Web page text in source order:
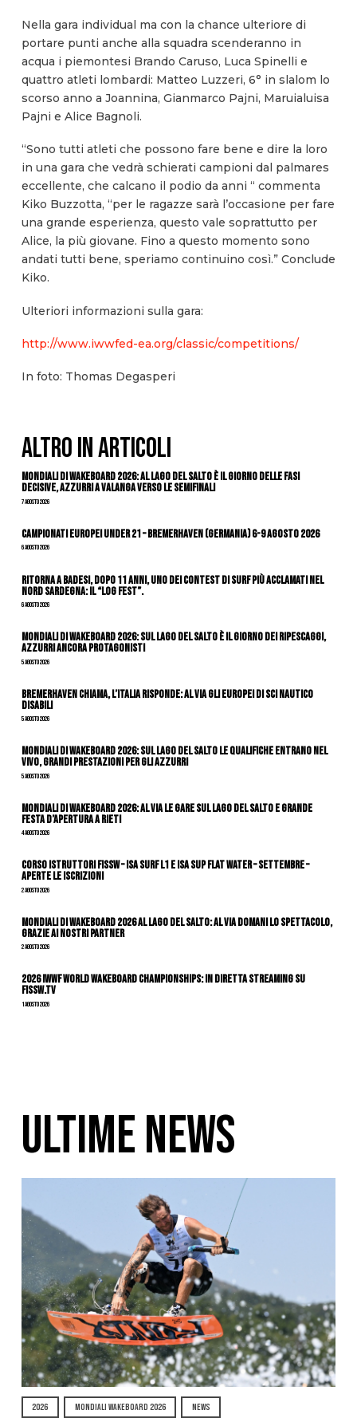
Nella gara individual ma con la chance ulteriore di
portare punti anche alla squadra scenderanno in
acqua i piemontesi Brando Caruso, Luca Spinelli e
quattro atleti lombardi: Matteo Luzzeri, 6° in slalom lo
scorso anno a Joannina, Gianmarco Pajni, Maruialuisa
Pajni e Alice Bagnoli.
“Sono tutti atleti che possono fare bene e dire la loro
in una gara che vedrà schierati campioni dal palmares
eccellente, che calcano il podio da anni “ commenta
Kiko Buzzotta, “per le ragazze sarà l’occasione per fare
una grande esperienza, questo vale soprattutto per
Alice, la più giovane. Fino a questo momento sono
andati tutti bene, speriamo continuino così.” Conclude
Kiko.
Ulteriori informazioni sulla gara:
http://www.iwwfed-ea.org/classic/competitions/
In foto: Thomas Degasperi
ALTRO IN ARTICOLI
Mondiali di Wakeboard 2026: al Lago del Salto è il giorno delle fasi
decisive, azzurri a valanga verso le semifinali
7 Agosto 2026
Campionati Europei Under 21 – Bremerhaven (Germania) 6-9 agosto 2026
6 Agosto 2026
Ritorna a Badesi, dopo 11 anni, uno dei contest di surf più acclamati nel
nord Sardegna: il “Log Fest”.
6 Agosto 2026
Mondiali di Wakeboard 2026: sul Lago del Salto è il giorno dei ripescaggi,
azzurri ancora protagonisti
5 Agosto 2026
Bremerhaven chiama, l’Italia risponde: al via gli Europei di Sci Nautico
Disabili
5 Agosto 2026
Mondiali di Wakeboard 2026: sul Lago del Salto le qualifiche entrano nel
vivo, grandi prestazioni per gli azzurri
5 Agosto 2026
Mondiali di Wakeboard 2026: al via le gare sul Lago del Salto e grande
festa d’apertura a Rieti
4 Agosto 2026
CORSO ISTRUTTORI FISSW – ISA SURF L1 e ISA SUP Flat Water – SETTEMBRE –
APERTE LE ISCRIZIONI
2 Agosto 2026
Mondiali di Wakeboard 2026 al Lago del Salto: al via domani lo spettacolo,
grazie ai nostri Partner
2 Agosto 2026
2026 IWWF WORLD WAKEBOARD CHAMPIONSHIPS: IN DIRETTA STREAMING SU
FISSW.TV
1 Agosto 2026
ULTIME NEWS
2026 MONDIALI WAKEBOARD 2026 NEWS